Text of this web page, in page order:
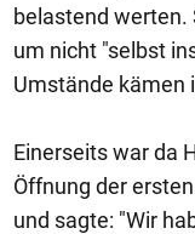
belastend werten.
um nicht "selbst
Umstände kämen
Einerseits war da
Öffnung der
und sagte: "Wir